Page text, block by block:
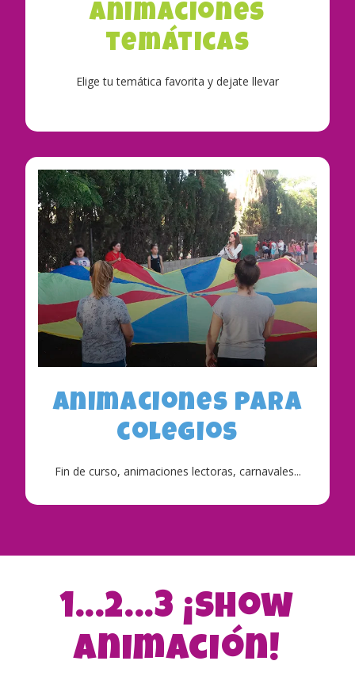
Animaciones
temáticas
Elige tu temática favorita y dejate llevar
Animaciones para
colegios
Fin de curso, animaciones lectoras, carnavales...
1...2...3 ¡Show
Animación!